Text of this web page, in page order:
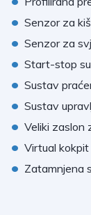
• Senzor za
• Senzor za
• Start-stop
• Sustav
• Sustav
• Veliki zaslon
• Virtual kokpit
• Zatamnjena